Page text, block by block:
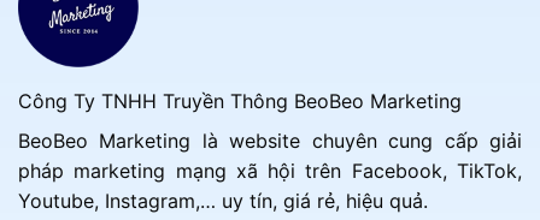
Công Ty TNHH Truyền Thông BeoBeo Marketing
BeoBeo Marketing là website chuyên cung cấp giải
pháp marketing mạng xã hội trên Facebook, TikTok,
Youtube, Instagram,… uy tín, giá rẻ, hiệu quả.